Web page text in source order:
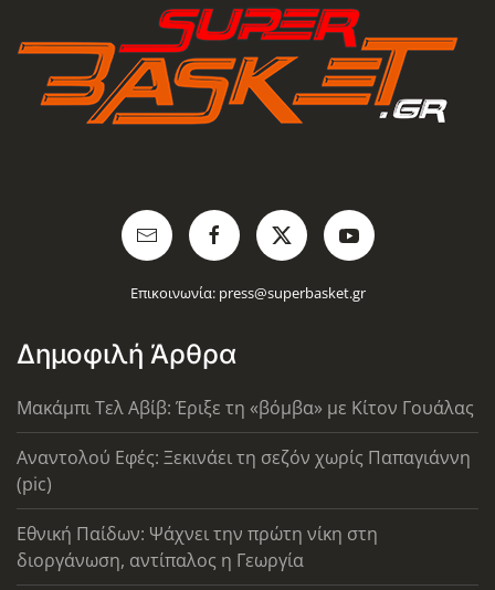
Επικοινωνία: press@superbasket.gr
Δημοφιλή Άρθρα
Μακάμπι Τελ Αβίβ: Έριξε τη «βόμβα» με Κίτον Γουάλας
Αναντολού Εφές: Ξεκινάει τη σεζόν χωρίς Παπαγιάννη
(pic)
Εθνική Παίδων: Ψάχνει την πρώτη νίκη στη
διοργάνωση, αντίπαλος η Γεωργία